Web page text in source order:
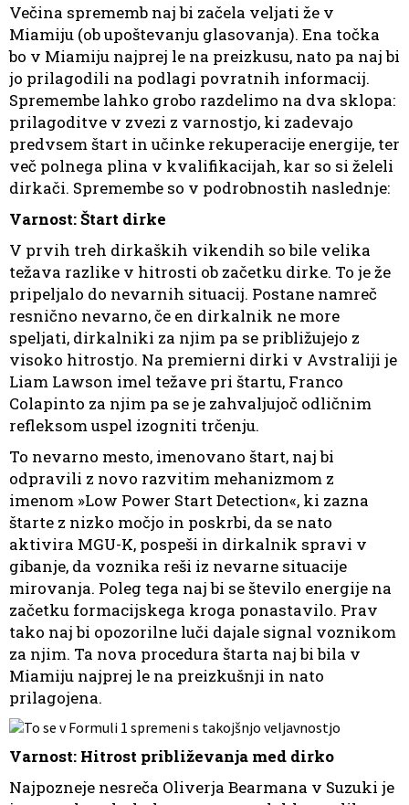
Večina sprememb naj bi začela veljati že v
Miamiju (ob upoštevanju glasovanja). Ena točka
bo v Miamiju najprej le na preizkusu, nato pa naj bi
jo prilagodili na podlagi povratnih informacij.
Spremembe lahko grobo razdelimo na dva sklopa:
prilagoditve v zvezi z varnostjo, ki zadevajo
predvsem štart in učinke rekuperacije energije, ter
več polnega plina v kvalifikacijah, kar so si želeli
dirkači. Spremembe so v podrobnostih naslednje:
Varnost: Štart dirke
V prvih treh dirkaških vikendih so bile velika
težava razlike v hitrosti ob začetku dirke. To je že
pripeljalo do nevarnih situacij. Postane namreč
resnično nevarno, če en dirkalnik ne more
speljati, dirkalniki za njim pa se približujejo z
visoko hitrostjo. Na premierni dirki v Avstraliji je
Liam Lawson imel težave pri štartu, Franco
Colapinto za njim pa se je zahvaljujoč odličnim
refleksom uspel izogniti trčenju.
To nevarno mesto, imenovano štart, naj bi
odpravili z novo razvitim mehanizmom z
imenom »Low Power Start Detection«, ki zazna
štarte z nizko močjo in poskrbi, da se nato
aktivira MGU-K, pospeši in dirkalnik spravi v
gibanje, da voznika reši iz nevarne situacije
mirovanja. Poleg tega naj bi se število energije na
začetku formacijskega kroga ponastavilo. Prav
tako naj bi opozorilne luči dajale signal voznikom
za njim. Ta nova procedura štarta naj bi bila v
Miamiju najprej le na preizkušnji in nato
prilagojena.
Varnost: Hitrost približevanja med dirko
Najpozneje nesreča Oliverja Bearmana v Suzuki je